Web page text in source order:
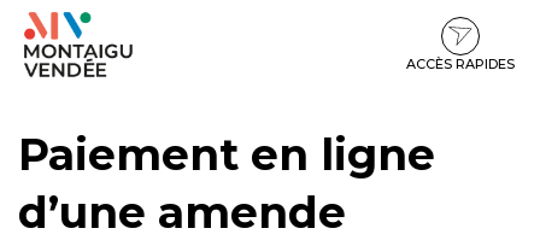
Gestion des traceurs
Aller
Aller
contenu
Aller
pied
ACCÈS RAPIDES
Paiement en ligne
d’une amende